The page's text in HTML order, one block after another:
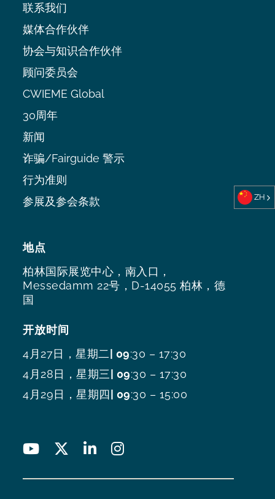
地点
柏林国际展览中心，南入口，
Messedamm 22号，D-14055 柏林，德
国
开放时间
4月27日，星期二| 09:30 – 17:30
4月28日，星期三| 09:30 – 17:30
4月29日，星期四| 09:30 – 15:00
联系我们
媒体合作伙伴
协会与知识合作伙伴
顾问委员会
CWIEME Global
30周年
新闻
诈骗/Fairguide 警示
行为准则
参展及参会条款
ZH